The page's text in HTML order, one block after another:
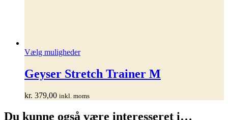
Vælg mulighederDette
har
flere
Mulighederne
vælges
Geyser Stretch Trainer M
kr. 379,00 inkl. moms
Du kunne også være interesseret i…